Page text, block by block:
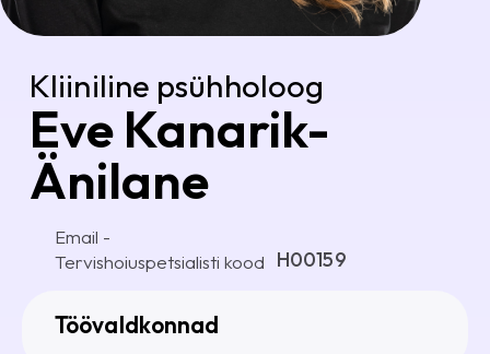
Kliiniline psühholoog
Eve Kanarik-
Änilane
Email -
Tervishoiuspetsialisti kood
H00159
Töövaldkonnad